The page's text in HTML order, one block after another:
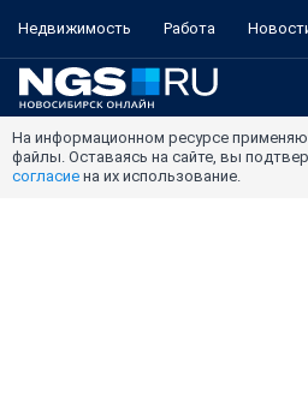
Недвижимость Работа
На информационном ресурсе
файлы. Оставаясь на сайте, вы
согласие на их использование.